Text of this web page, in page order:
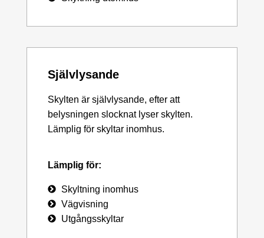
Självlysande
Skylten är självlysande, efter att
belysningen slocknat lyser skylten.
Lämplig för skyltar inomhus.
Lämplig för:
Skyltning inomhus
Vägvisning
Utgångsskyltar